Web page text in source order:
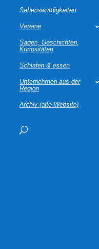
Sehenswürdigkeiten
Vereine
Sagen, Geschichten,
Kuriositäten
Schlafen & essen
Unternehmen aus der
Region
Archiv (alte Website)